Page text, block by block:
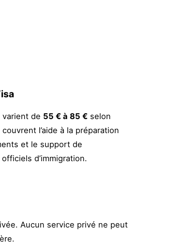
varient de 55 € à 85 € selon
l’aide à la préparation
et le support de
d’immigration.
Aucun service privé ne peut